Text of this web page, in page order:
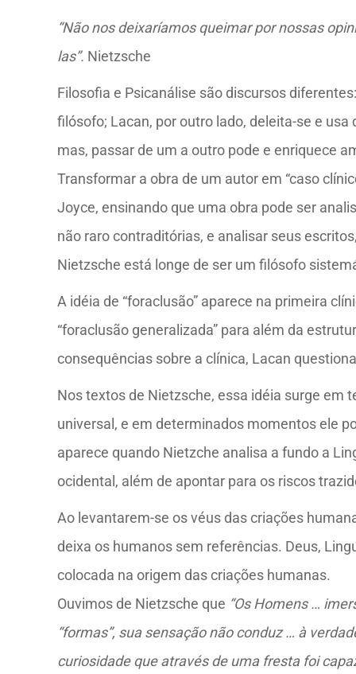
“Não nos deixaríamos queimar por nossas
las”. Nietzsche
Filosofia e Psicanálise são discursos
filósofo; Lacan, por outro lado, deleita-se e
mas, passar de um a outro pode e enriquece
Transformar a obra de um autor em “caso
Joyce, ensinando que uma obra pode ser
não raro contraditórias, e analisar seus
Nietzsche está longe de ser um filósofo
A idéia de “foraclusão” aparece na primeira
“foraclusão generalizada” para além da
consequências sobre a clínica, Lacan
Nos textos de Nietzsche, essa idéia surge em
universal, e em determinados momentos ele
aparece quando Nietzche analisa a fundo a
ocidental, além de apontar para os riscos
Ao levantarem-se os véus das criações
deixa os humanos sem referências. Deus,
colocada na origem das criações humanas.
Ouvimos de Nietzsche que “Os Homens …
“formas”, sua sensação não conduz … à
curiosidade que através de uma fresta foi